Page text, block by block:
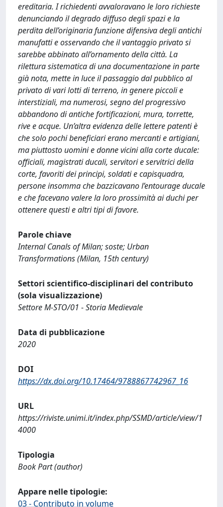
ereditaria. I richiedenti avvaloravano le loro richieste
denunciando il degrado diffuso degli spazi e la
perdita dell’originaria funzione difensiva degli antichi
manufatti e osservando che il vantaggio privato si
sarebbe abbinato all’ornamento della città. La
rilettura sistematica di una documentazione in parte
già nota, mette in luce il passaggio dal pubblico al
privato di vari lotti di terreno, in genere piccoli e
interstiziali, ma numerosi, segno del progressivo
abbandono di antiche fortificazioni, mura, torrette,
rive e acque. Un’altra evidenza delle lettere patenti è
che solo pochi beneficiari erano mercanti e artigiani,
ma piuttosto uomini e donne vicini alla corte ducale:
officiali, magistrati ducali, servitori e servitrici della
corte, favoriti dei principi, soldati e capisquadra,
persone insomma che bazzicavano l’entourage ducale
e che facevano valere la loro prossimità ai duchi per
ottenere questi e altri tipi di favore.
Parole chiave
Internal Canals of Milan; soste; Urban
Transformations (Milan, 15th century)
Settori scientifico-disciplinari del contributo
(sola visualizzazione)
Settore M-STO/01 - Storia Medievale
Data di pubblicazione
2020
DOI
https://dx.doi.org/10.17464/9788867742967_16
URL
https://riviste.unimi.it/index.php/SSMD/article/view/1
4000
Tipologia
Book Part (author)
Appare nelle tipologie:
03 - Contributo in volume